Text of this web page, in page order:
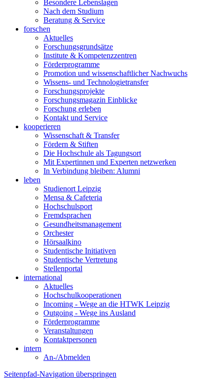
Besondere Lebenslagen
Nach dem Studium
Beratung & Service
forschen
Aktuelles
Forschungsgrundsätze
Institute & Kompetenzzentren
Förderprogramme
Promotion und wissenschaftlicher Nachwuchs
Wissens- und Technologietransfer
Forschungsprojekte
Forschungsmagazin Einblicke
Forschung erleben
Kontakt und Service
kooperieren
Wissenschaft & Transfer
Fördern & Stiften
Die Hochschule als Tagungsort
Mit Expertinnen und Experten netzwerken
In Verbindung bleiben: Alumni
leben
Studienort Leipzig
Mensa & Cafeteria
Hochschulsport
Fremdsprachen
Gesundheitsmanagement
Orchester
Hörsaalkino
Studentische Initiativen
Studentische Vertretung
Stellenportal
international
Aktuelles
Hochschulkooperationen
Incoming - Wege an die HTWK Leipzig
Outgoing - Wege ins Ausland
Förderprogramme
Veranstaltungen
Kontaktpersonen
intern
An-/Abmelden
Seitenpfad-Navigation überspringen